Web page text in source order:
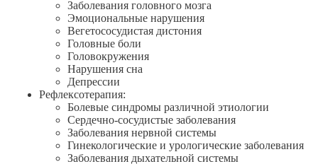
Заболевания головного мозга
Эмоциональные нарушения
Вегетососудистая дистония
Головные боли
Головокружения
Нарушения сна
Депрессии
Рефлексотерапия:
Болевые синдромы различной этиологии
Сердечно-сосудистые заболевания
Заболевания нервной системы
Гинекологические и урологические заболевания
Заболевания дыхательной системы